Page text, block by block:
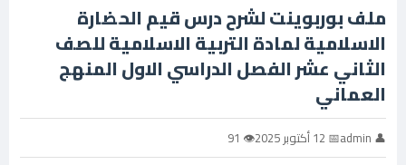
ملف بوربوينت لشرح درس قيم الحضارة
الاسلامية لمادة التربية الاسلامية للصف
الثاني عشر الفصل الدراسي الاول المنهج
العماني
👤 admin 📅 12 أكتوبر 2025 👁 91